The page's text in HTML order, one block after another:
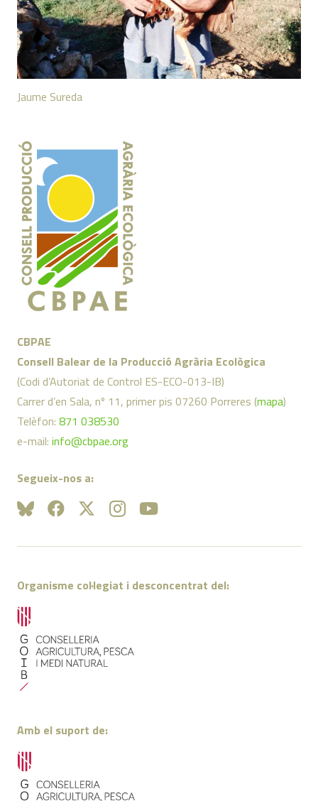
Jaume Sureda
CBPAE
Consell Balear de la Producció Agrària Ecològica
(Codi d’Autoriat de Control ES-ECO-013-IB)
Carrer d’en Sala, nº 11, primer pis 07260 Porreres (mapa)
Telèfon: 871 038530
e-mail: info@cbpae.org
Segueix-nos a:
Organisme col·legiat i desconcentrat del:
Amb el suport de: